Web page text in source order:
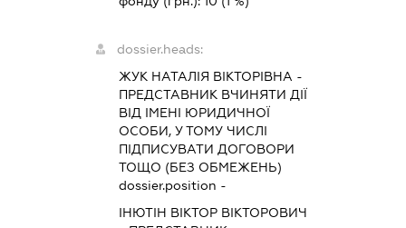
dossier.heads:
ЖУК НАТАЛІЯ ВІКТОРІВНА -
ПРЕДСТАВНИК ВЧИНЯТИ ДІЇ
ВІД ІМЕНІ ЮРИДИЧНОЇ
ОСОБИ, У ТОМУ ЧИСЛІ
ПІДПИСУВАТИ ДОГОВОРИ
ТОЩО (БЕЗ ОБМЕЖЕНЬ)
dossier.position -
ІНЮТІН ВІКТОР ВІКТОРОВИЧ